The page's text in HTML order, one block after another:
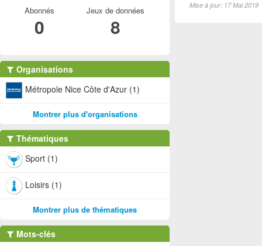
Mise à jour: 17 Mai 2019
Abonnés
0
Jeux de données
8
Organisations
Métropole Nice Côte d'Azur (1)
Montrer plus d'organisations
Thématiques
Sport (1)
Loisirs (1)
Montrer plus de thématiques
Mots-clés